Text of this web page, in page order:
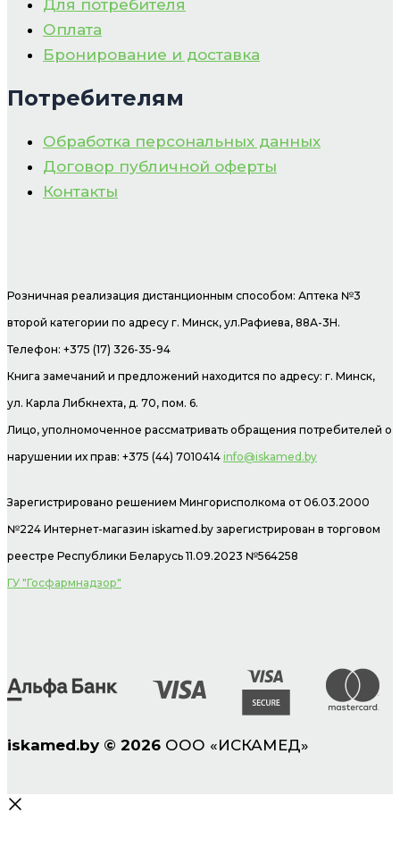
Для потребителя
Оплата
Бронирование и доставка
Потребителям
Обработка персональных данных
Договор публичной оферты
Контакты
Розничная реализация дистанционным способом: Аптека №3
второй категории по адресу г. Минск, ул.Рафиева, 88А-3Н.
Телефон: +375 (17) 326-35-94
Книга замечаний и предложений находится по адресу: г. Минск,
ул. Карла Либкнехта, д. 70, пом. 6.
Лицо, уполномоченное рассматривать обращения потребителей о
нарушении их прав: +375 (44) 7010414 info@iskamed.by
Зарегистрировано решением Мингорисполкома от 06.03.2000
№224 Интернет-магазин iskamed.by зарегистрирован в торговом
реестре Республики Беларусь 11.09.2023 №564258
ГУ "Госфармнадзор"
iskamed.by © 2026 ООО «ИСКАМЕД»